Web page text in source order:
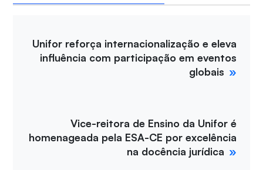
Unifor reforça internacionalização e eleva
influência com participação em eventos
globais
Vice-reitora de Ensino da Unifor é
homenageada pela ESA-CE por excelência
na docência jurídica